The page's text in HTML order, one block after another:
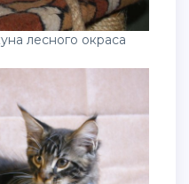
лесного окраса